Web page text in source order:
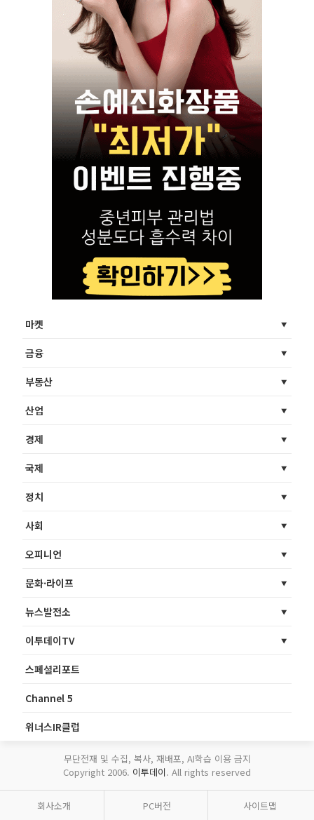
마켓
금융
부동산
산업
경제
국제
정치
사회
오피니언
문화·라이프
뉴스발전소
이투데이TV
스페셜리포트
Channel 5
위너스IR클럽
무단전재 및 수집, 복사, 재배포, AI학습 이용 금지
Copyright 2006. 이투데이. All rights reserved
회사소개 PC버전 사이트맵